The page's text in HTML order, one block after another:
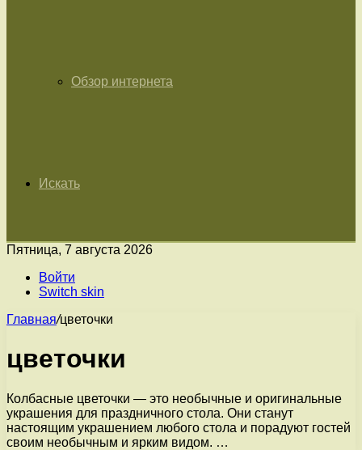
Обзор интернета
Искать
Пятница, 7 августа 2026
Войти
Switch skin
Главная/цветочки
цветочки
Колбасные цветочки — это необычные и оригинальные
украшения для праздничного стола. Они станут
настоящим украшением любого стола и порадуют гостей
своим необычным и ярким видом. …